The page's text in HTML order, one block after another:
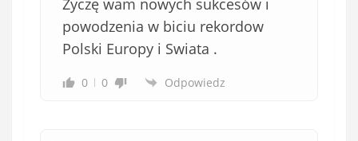
powodzenia w biciu rekordow
Polski Europy i Swiata .
0 0 Odpowiedz